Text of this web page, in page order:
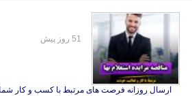
ارسال روزانه فرصت های مرتبط با کسب و کار شما
51 روز پیش